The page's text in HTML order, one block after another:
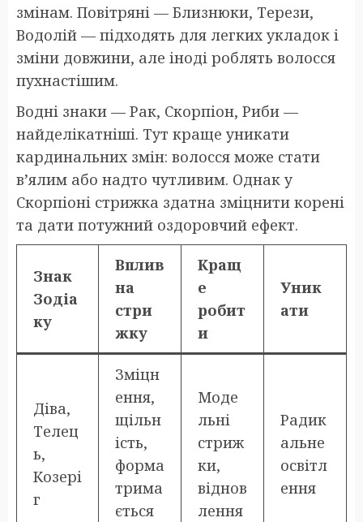
змінам. Повітряні — Близнюки, Терези,
Водолій — підходять для легких укладок і
зміни довжини, але іноді роблять волосся
пухнастішим.
Водні знаки — Рак, Скорпіон, Риби —
найделікатніші. Тут краще уникати
кардинальних змін: волосся може стати
в’ялим або надто чутливим. Однак у
Скорпіоні стрижка здатна зміцнити корені
та дати потужний оздоровчий ефект.
Знак
Зодіа
ку
Вплив
на
стри
жку
Кращ
е
робит
и
Уник
ати
Діва,
Телец
ь,
Козері
г
Зміцн
ення,
щільн
ість,
форма
трима
ється
Моде
льні
стриж
ки,
віднов
лення
Радик
альне
освітл
ення